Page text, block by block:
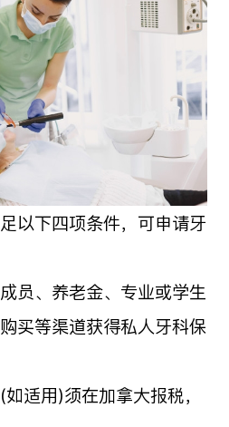
以下四项条件，可申请牙
员、养老金、专业或学生
买等渠道获得私人牙科保
适用)须在加拿大报税，